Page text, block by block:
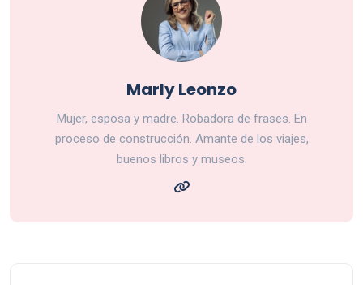
Marly Leonzo
Mujer, esposa y madre. Robadora de frases. En
proceso de construcción. Amante de los viajes,
buenos libros y museos.